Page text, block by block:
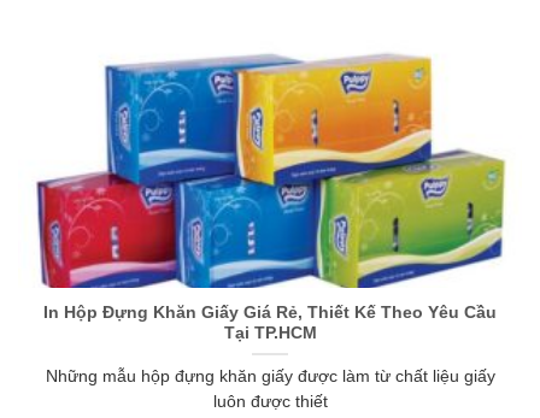
In Hộp Đựng Khăn Giấy Giá Rẻ, Thiết Kế Theo Yêu Cầu
Tại TP.HCM
Những mẫu hộp đựng khăn giấy được làm từ chất liệu giấy
luôn được thiết